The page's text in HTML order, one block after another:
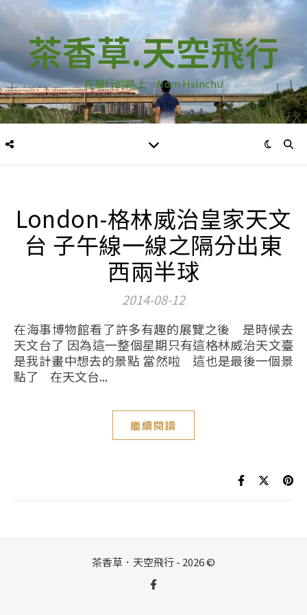
茶香草.天空飛行
在旅行的路上…from Hsinchu
London-格林威治皇家天文
台 子午線一線之隔分出東
西兩半球
2014-08-12
在海事博物館看了許多有趣的展覽之後 是時候去
天文台了 因為這一整個星期只有這格林威治天文臺
是我計畫中想去的景點 當然啦 這也是最後一個景
點了 在天文台...
繼續閱讀
茶香草．天空飛行 - 2026 ©